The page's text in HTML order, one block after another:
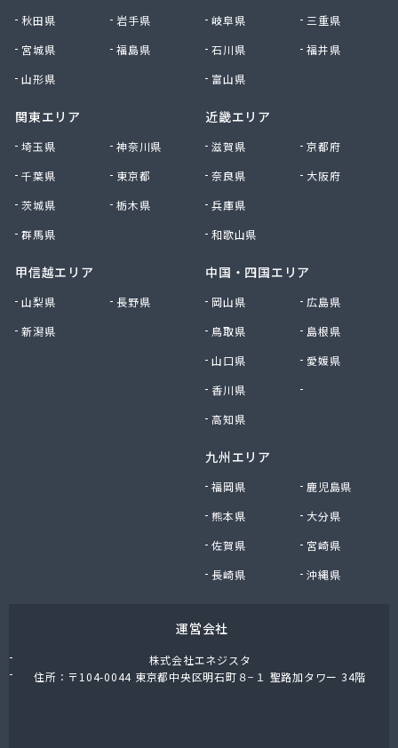
秋田県
岩手県
宮城県
福島県
山形県
関東エリア
埼玉県
神奈川県
千葉県
東京都
茨城県
栃木県
群馬県
甲信越エリア
山梨県
長野県
新潟県
岐阜県
三重県
石川県
福井県
富山県
近畿エリア
滋賀県
京都府
奈良県
大阪府
兵庫県
和歌山県
中国・四国エリア
岡山県
広島県
鳥取県
島根県
山口県
愛媛県
香川県
高知県
九州エリア
福岡県
鹿児島県
熊本県
大分県
佐賀県
宮崎県
長崎県
沖縄県
運営会社
株式会社エネジスタ
住所：〒104-0044 東京都中央区明石町８−１ 聖路加タワー 34階